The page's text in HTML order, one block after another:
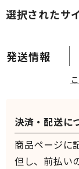
選択されたサ
決済・配送に
商品ページに
但し、前払い